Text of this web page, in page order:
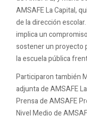
AMSAFE La Capital,
de la dirección
implica un
sostener un proyecto
la escuela pública
Participaron también
adjunta de AMSAFE
Prensa de AMSAFE
Nivel Medio de